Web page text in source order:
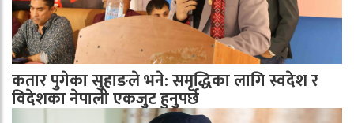
कतार पुगेका सुहाङले भने: समृद्धिका लागि स्वदेश र
विदेशका नेपाली एकजुट हुनुपर्छ